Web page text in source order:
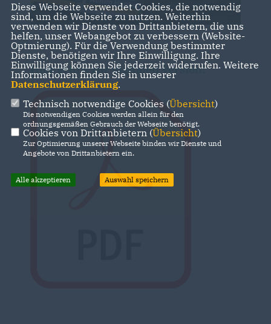
Hier geht's zur digitalen Version!
Diese Webseite verwendet Cookies, die notwendig
sind, um die Webseite zu nutzen. Weiterhin
verwenden wir Dienste von Drittanbietern, die uns
helfen, unser Webangebot zu verbessern (Website-
Optmierung). Für die Verwendung bestimmter
Dienste, benötigen wir Ihre Einwilligung. Ihre
Einwilligung können Sie jederzeit widerrufen. Weitere
Informationen finden Sie in unserer
Datenschutzerklärung.
Technisch notwendige Cookies (Übersicht)
Die notwendigen Cookies werden allein für den
ordnungsgemäßen Gebrauch der Webseite benötigt.
Cookies von Drittanbietern (Übersicht)
Zur Optimierung unserer Webseite binden wir Dienste und
Angebote von Drittanbietern ein.
Alle akzeptieren Auswahl speichern